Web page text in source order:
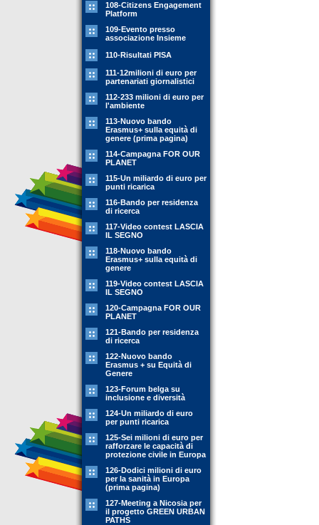
108-Citizens Engagement
Platform
109-Evento presso
associazione Insieme
110-Risultati PISA
111-12milioni di euro per
partenariati giornalistici
112-233 milioni di euro per
l'ambiente
113-Nuovo bando
Erasmus+ sulla equità di
genere (prima pagina)
114-Campagna FOR OUR
PLANET
115-Un miliardo di euro per
punti ricarica
116-Bando per residenza
di ricerca
117-Video contest LASCIA
IL SEGNO
118-Nuovo bando
Erasmus+ sulla equità di
genere
119-Video contest LASCIA
IL SEGNO
120-Campagna FOR OUR
PLANET
121-Bando per residenza
di ricerca
122-Nuovo bando
Erasmus + su Equità di
Genere
123-Forum belga su
inclusione e diversità
124-Un miliardo di euro
per punti ricarica
125-Sei milioni di euro per
rafforzare le capacità di
protezione civile in Europa
126-Dodici milioni di euro
per la sanità in Europa
(prima pagina)
127-Meeting a Nicosia per
il progetto GREEN URBAN
PATHS